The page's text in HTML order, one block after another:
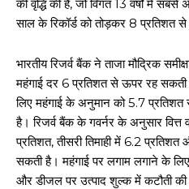
की वृद्धि की है, जो विगत 13 वर्षों में
साल के रिकॉर्ड को तोड़कर 8 प्रतिशत
भारतीय रिजर्व बैंक ने ताजा मौद्रिक
महंगाई दर 6 प्रतिशत से ऊपर रह
लिए महंगाई के अनुमान को 5.7 प्रतिशत
है। रिजर्व बैंक के गवर्नर के अनुसार वित्त
प्रतिशत, तीसरी तिमाही में 6.2
सकती है। महंगाई पर लगाम लगाने के
और डीजल पर उत्पाद शुल्क में कटौती की